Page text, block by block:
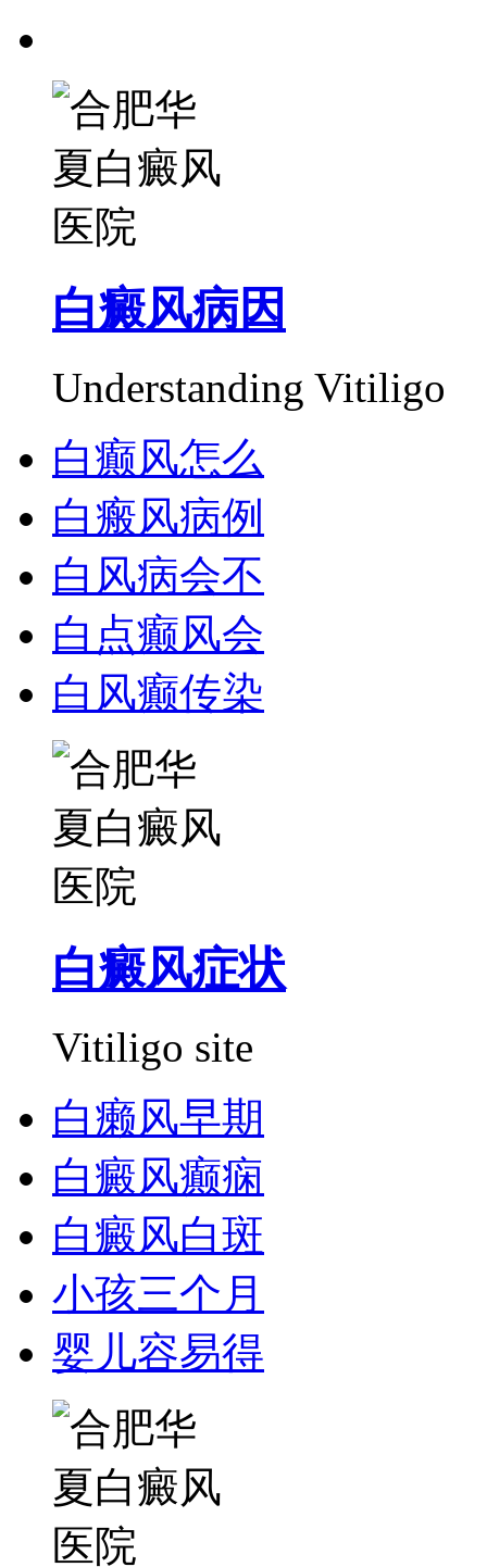
白癜风病因
Understanding Vitiligo
白癫风怎么
白瘢风病例
白风病会不
白点癫风会
白风癫传染
白癜风症状
Vitiligo site
白癞风早期
白癜风癫痫
白癜风白斑
小孩三个月
婴儿容易得